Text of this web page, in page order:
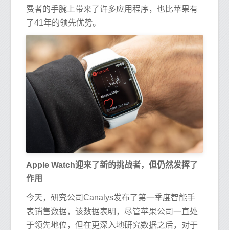
费者的手腕上带来了许多应用程序，也比苹果有
了41年的领先优势。
Apple Watch迎来了新的挑战者，但仍然发挥了
作用
今天，研究公司Canalys发布了第一季度智能手
表销售数据，该数据表明，尽管苹果公司一直处
于领先地位，但在更深入地研究数据之后，对于